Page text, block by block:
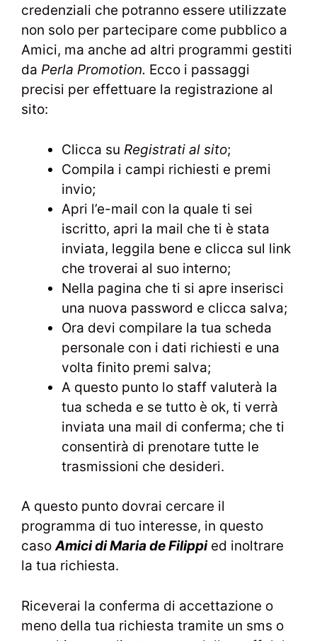
credenziali che potranno essere utilizzate
non solo per partecipare come pubblico a
Amici, ma anche ad altri programmi gestiti
da Perla Promotion. Ecco i passaggi
precisi per effettuare la registrazione al
sito:
Clicca su Registrati al sito;
Compila i campi richiesti e premi
invio;
Apri l’e-mail con la quale ti sei
iscritto, apri la mail che ti è stata
inviata, leggila bene e clicca sul link
che troverai al suo interno;
Nella pagina che ti si apre inserisci
una nuova password e clicca salva;
Ora devi compilare la tua scheda
personale con i dati richiesti e una
volta finito premi salva;
A questo punto lo staff valuterà la
tua scheda e se tutto è ok, ti verrà
inviata una mail di conferma; che ti
consentirà di prenotare tutte le
trasmissioni che desideri.
A questo punto dovrai cercare il
programma di tuo interesse, in questo
casoAmici di Maria de Filippied inoltrare
la tua richiesta.
Riceverai la conferma di accettazione o
meno della tua richiesta tramite un sms o